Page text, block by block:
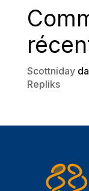
Scottniday
Repliks